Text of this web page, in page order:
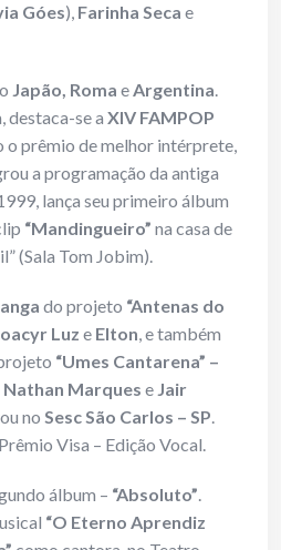
Góes), Farinha Seca e
Japão, Roma eArgentina.
destaca-se a XIV FAMPOP
o prêmio de melhor intérprete,
a programação da antiga
lança seu primeiro álbum
“Mandingueiro” na casa de
(Sala Tom Jobim).
do projeto “Antenas do
Luz e Elton, e também
“Umes Cantarena” –
Nathan Marques e Jair
no Sesc São Carlos – SP.
Visa – Edição Vocal.
álbum – “Absoluto”.
“O Eterno Aprendiz